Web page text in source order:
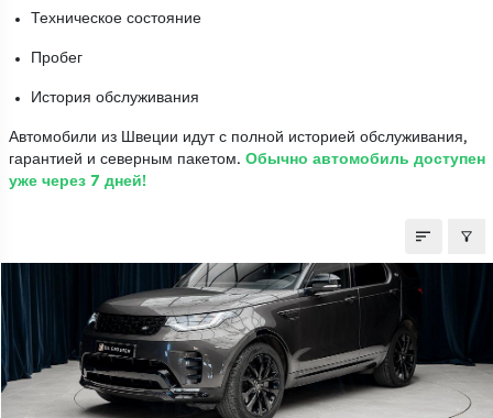
Техническое состояние
Пробег
История обслуживания
Автомобили из Швеции идут с полной историей обслуживания,
гарантией и северным пакетом. Обычно автомобиль доступен
уже через 7 дней!